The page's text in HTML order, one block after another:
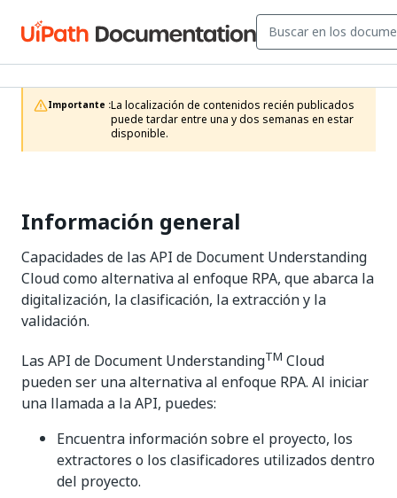
Importante :La localización de contenidos recién publicados
puede tardar entre una y dos semanas en estar
disponible.
Información general
Capacidades de las API de Document Understanding
Cloud como alternativa al enfoque RPA, que abarca la
digitalización, la clasificación, la extracción y la
validación.
Las API de Document UnderstandingTM Cloud
pueden ser una alternativa al enfoque RPA. Al iniciar
una llamada a la API, puedes:
Encuentra información sobre el proyecto, los
extractores o los clasificadores utilizados dentro
del proyecto.